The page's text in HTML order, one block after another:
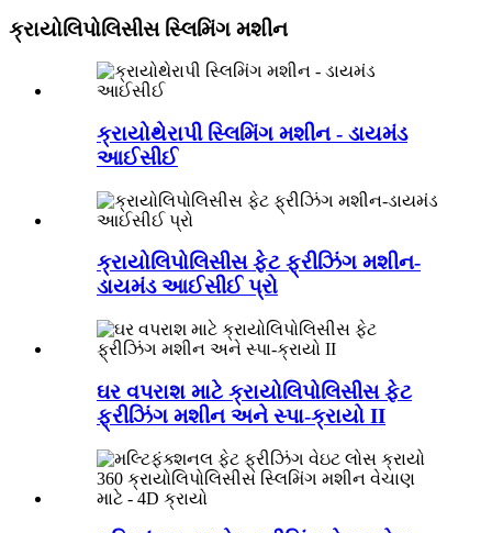
ક્રાયોલિપોલિસીસ સ્લિમિંગ મશીન
ક્રાયોથેરાપી સ્લિમિંગ મશીન - ડાયમંડ
આઈસીઈ
ક્રાયોલિપોલિસીસ ફેટ ફ્રીઝિંગ મશીન-
ડાયમંડ આઈસીઈ પ્રો
ઘર વપરાશ માટે ક્રાયોલિપોલિસીસ ફેટ
ફ્રીઝિંગ મશીન અને સ્પા-ક્રાયો II